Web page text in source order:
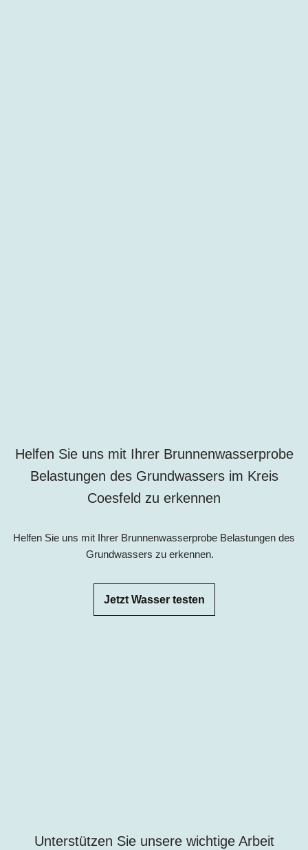
Helfen Sie uns mit Ihrer Brunnenwasserprobe
Belastungen des Grundwassers im Kreis
Coesfeld zu erkennen
Helfen Sie uns mit Ihrer Brunnenwasserprobe Belastungen des
Grundwassers zu erkennen.
Jetzt Wasser testen
Unterstützen Sie unsere wichtige Arbeit